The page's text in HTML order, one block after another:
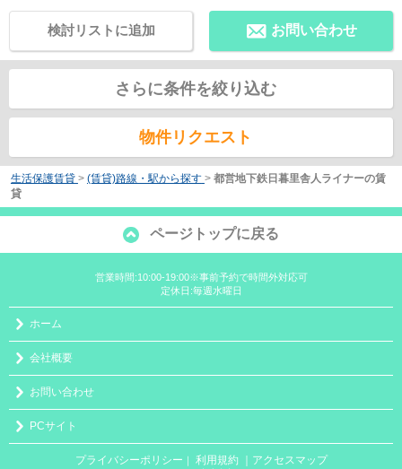
お問い合わせ
検討リストに追加
さらに条件を絞り込む
物件リクエスト
生活保護賃貸 > (賃貸)路線・駅から探す > 都営地下鉄日暮里舎人ライナーの賃
貸
ページトップに戻る
営業時間:10:00-19:00※事前予約で時間外対応可
定休日:毎週水曜日
ホーム
会社概要
お問い合わせ
PCサイト
プライバシーポリシー ｜ 利用規約 ｜アクセスマップ